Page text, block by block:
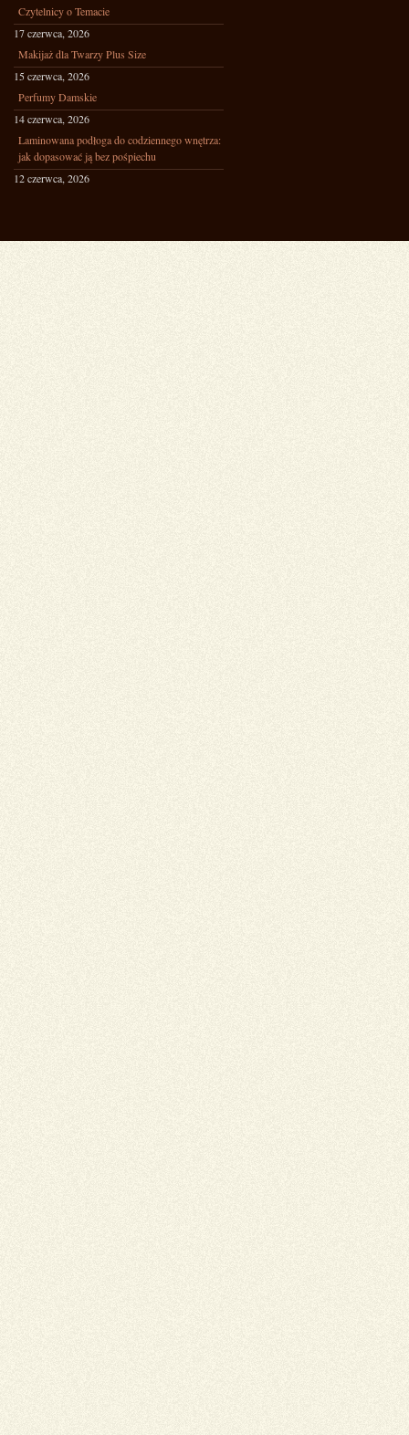
Czytelnicy o Temacie
17 czerwca, 2026
Makijaż dla Twarzy Plus Size
15 czerwca, 2026
Perfumy Damskie
14 czerwca, 2026
Laminowana podłoga do codziennego wnętrza:
jak dopasować ją bez pośpiechu
12 czerwca, 2026